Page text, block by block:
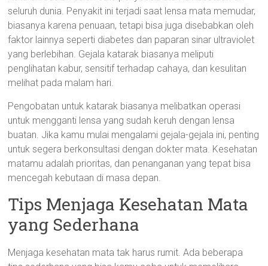
seluruh dunia. Penyakit ini terjadi saat lensa mata memudar,
biasanya karena penuaan, tetapi bisa juga disebabkan oleh
faktor lainnya seperti diabetes dan paparan sinar ultraviolet
yang berlebihan. Gejala katarak biasanya meliputi
penglihatan kabur, sensitif terhadap cahaya, dan kesulitan
melihat pada malam hari.
Pengobatan untuk katarak biasanya melibatkan operasi
untuk mengganti lensa yang sudah keruh dengan lensa
buatan. Jika kamu mulai mengalami gejala-gejala ini, penting
untuk segera berkonsultasi dengan dokter mata. Kesehatan
matamu adalah prioritas, dan penanganan yang tepat bisa
mencegah kebutaan di masa depan.
Tips Menjaga Kesehatan Mata
yang Sederhana
Menjaga kesehatan mata tak harus rumit. Ada beberapa